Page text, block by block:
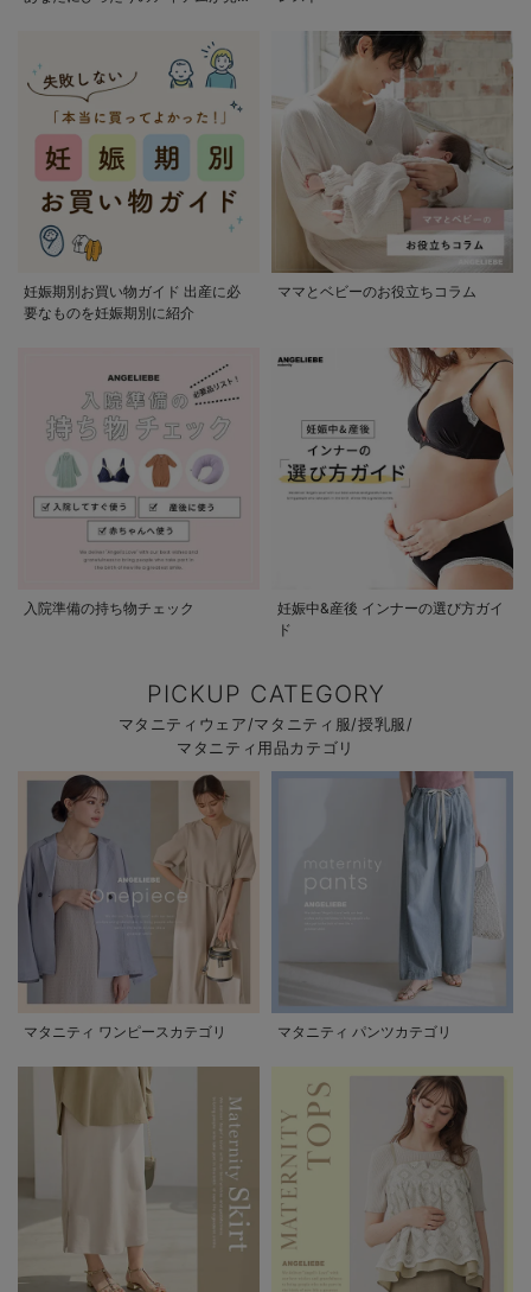
妊娠期別お買い物ガイド 出産に必
要なものを妊娠期別に紹介
ママとベビーのお役立ちコラム
入院準備の持ち物チェック
妊娠中&産後 インナーの選び方ガイ
ド
PICKUP CATEGORY
マタニティウェア/マタニティ服/授乳服/
マタニティ用品カテゴリ
マタニティ ワンピースカテゴリ マタニティ パンツカテゴリ